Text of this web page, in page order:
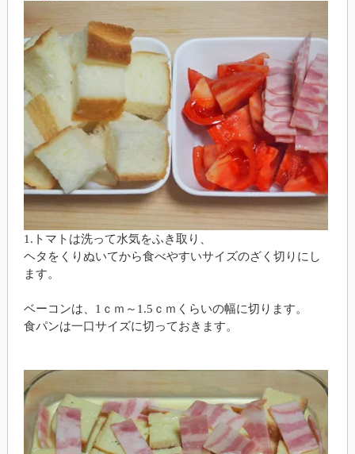
1.トマトは洗って水気をふき取り、
ヘタをくりぬいてから食べやすいサイズのざく切りにし
ます。
ベーコンは、1ｃｍ～1.5ｃｍくらいの幅に切ります。
食パンは一口サイズに切っておきます。